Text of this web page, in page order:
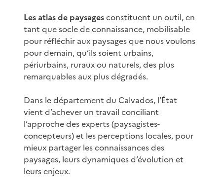
Les atlas de paysagesconstituent un outil, en
tant que socle de connaissance, mobilisable
pour réfléchir aux paysages que nous voulons
pour demain, qu’ils soient urbains,
périurbains, ruraux ou naturels, des plus
remarquables aux plus dégradés.
Dans le département du Calvados, l’État
vient d’achever un travail conciliant
l’approche des experts (paysagistes-
concepteurs) et les perceptions locales, pour
mieux partager les connaissances des
paysages, leurs dynamiques d’évolution et
leurs enjeux.